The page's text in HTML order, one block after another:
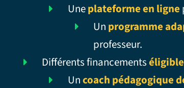
Uneplateforme en ligne
Un programme
professeur.
Différents financements
Uncoach pédagogique